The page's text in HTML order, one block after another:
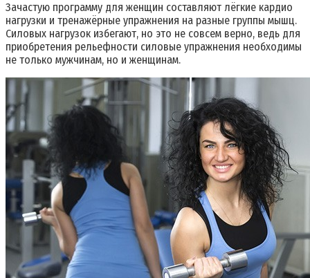
Зачастую программу для женщин составляют лёгкие кардио
нагрузки и тренажёрные упражнения на разные группы мышц.
Силовых нагрузок избегают, но это не совсем верно, ведь для
приобретения рельефности силовые упражнения необходимы
не только мужчинам, но и женщинам.